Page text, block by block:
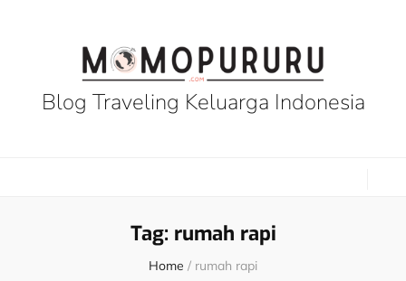
Blog Traveling Keluarga Indonesia
Tag: rumah rapi
Home / rumah rapi